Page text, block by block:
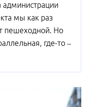
администрации
мы как раз
пешеходной. Но
где-то –